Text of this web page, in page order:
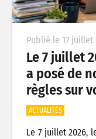
Publié le 17 juillet
Le 7 juillet
a posé de
règles sur
ACTUALITÉS
Le 7 juillet 2026,